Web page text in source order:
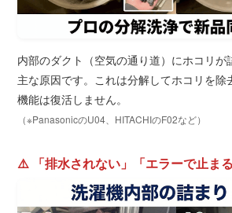
内部のダクト（空気の通り道）にホコリが
主な原因です。これは分解してホコリを除
機能は復活しません。
（※PanasonicのU04、HITACHIのF02など）
⚠️ 「排水されない」「エラーで止まる